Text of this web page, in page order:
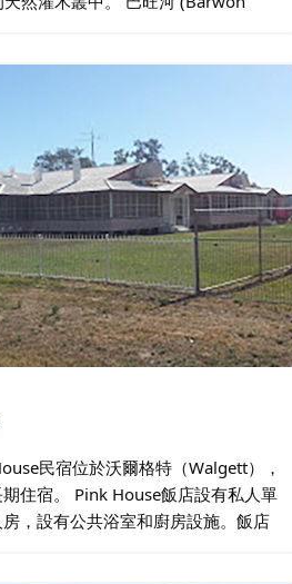
民宿位於沃爾格特（Walgett），
住宿。 Pink House飯店設有私人單
房，設有公共浴室和廚房設施。飯店